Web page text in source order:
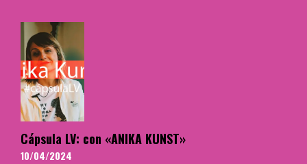
Cápsula LV: con «ANIKA KUNST»
10/04/2024